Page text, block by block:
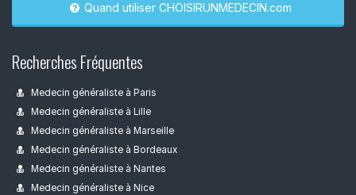
Quand utiliser CHOISIRUNMEDECIN.com
Recherches Fréquentes
Medecin généraliste à Paris
Medecin généraliste à Lille
Medecin généraliste à Marseille
Medecin généraliste à Bordeaux
Medecin généraliste à Nantes
Medecin généraliste à Nice